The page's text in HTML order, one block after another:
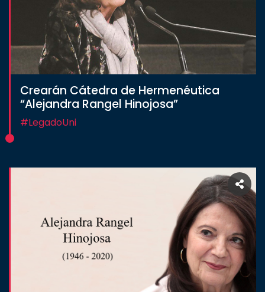
Crearán Cátedra de Hermenéutica
“Alejandra Rangel Hinojosa”
#LegadoUni